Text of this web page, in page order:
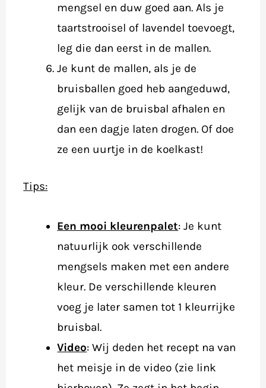
mengsel en duw goed aan. Als je
taartstrooisel of lavendel toevoegt,
leg die dan eerst in de mallen.
Je kunt de mallen, als je de
bruisballen goed heb aangeduwd,
gelijk van de bruisbal afhalen en
dan een dagje laten drogen. Of doe
ze een uurtje in de koelkast!
Tips:
Een mooi kleurenpalet: Je kunt
natuurlijk ook verschillende
mengsels maken met een andere
kleur. De verschillende kleuren
voeg je later samen tot 1 kleurrijke
bruisbal.
Video: Wij deden het recept na van
het meisje in de video (zie link